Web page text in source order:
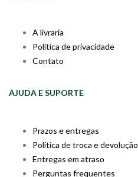
A livraria
Política de privacidade
Contato
AJUDA E SUPORTE
Prazos e entregas
Política de troca e devolução
Entregas em atraso
Perguntas frequentes